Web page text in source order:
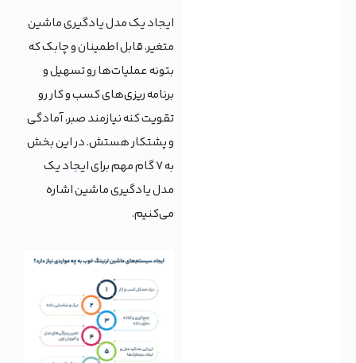
ایجاد یک مدل یادگیری ماشین
متغیر، قابل اطمینان و چابک که
بتونه عملیات‌ها رو تسهیل و
برنامه ریزی‌های کسب و کار رو
تقویت کنه نیازمند صبر، آمادگی
و پشتکار هستش. در این بخش
به 7 گام مهم برای ایجاد یک
مدل یادگیری ماشین اشاره
می‌کنیم.